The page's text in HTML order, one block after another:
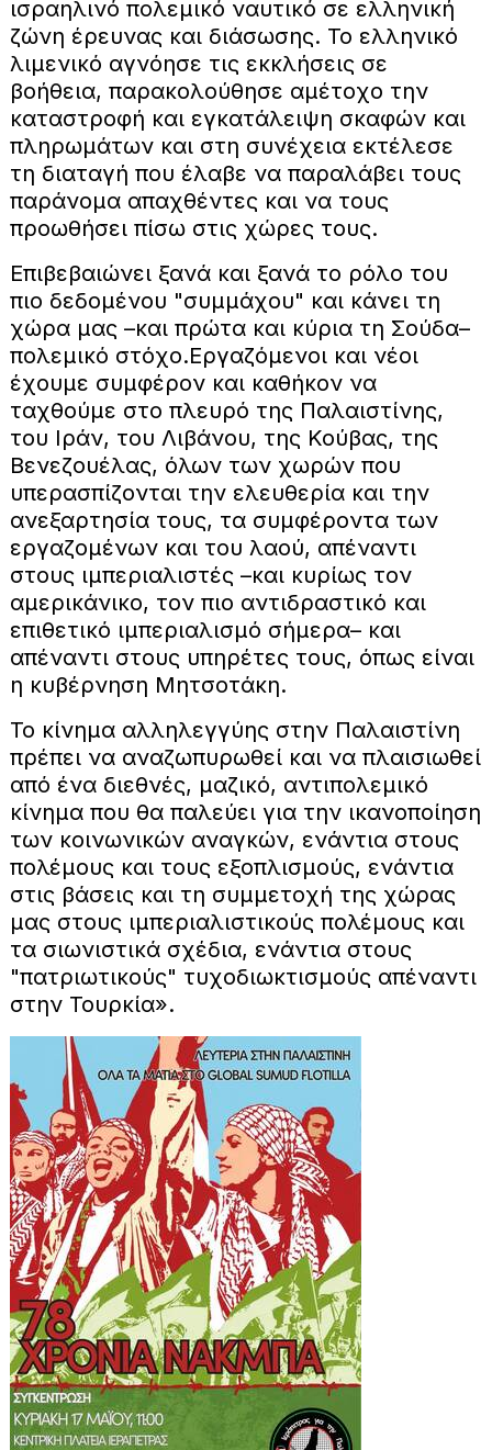
ισραηλινό πολεμικό ναυτικό σε ελληνική
ζώνη έρευνας και διάσωσης. Το ελληνικό
λιμενικό αγνόησε τις εκκλήσεις σε
βοήθεια, παρακολούθησε αμέτοχο την
καταστροφή και εγκατάλειψη σκαφών και
πληρωμάτων και στη συνέχεια εκτέλεσε
τη διαταγή που έλαβε να παραλάβει τους
παράνομα απαχθέντες και να τους
προωθήσει πίσω στις χώρες τους.
Επιβεβαιώνει ξανά και ξανά το ρόλο του
πιο δεδομένου "συμμάχου" και κάνει τη
χώρα μας –και πρώτα και κύρια τη Σούδα–
πολεμικό στόχο.Εργαζόμενοι και νέοι
έχουμε συμφέρον και καθήκον να
ταχθούμε στο πλευρό της Παλαιστίνης,
του Ιράν, του Λιβάνου, της Κούβας, της
Βενεζουέλας, όλων των χωρών που
υπερασπίζονται την ελευθερία και την
ανεξαρτησία τους, τα συμφέροντα των
εργαζομένων και του λαού, απέναντι
στους ιμπεριαλιστές –και κυρίως τον
αμερικάνικο, τον πιο αντιδραστικό και
επιθετικό ιμπεριαλισμό σήμερα– και
απέναντι στους υπηρέτες τους, όπως είναι
η κυβέρνηση Μητσοτάκη.
Το κίνημα αλληλεγγύης στην Παλαιστίνη
πρέπει να αναζωπυρωθεί και να πλαισιωθεί
από ένα διεθνές, μαζικό, αντιπολεμικό
κίνημα που θα παλεύει για την ικανοποίηση
των κοινωνικών αναγκών, ενάντια στους
πολέμους και τους εξοπλισμούς, ενάντια
στις βάσεις και τη συμμετοχή της χώρας
μας στους ιμπεριαλιστικούς πολέμους και
τα σιωνιστικά σχέδια, ενάντια στους
"πατριωτικούς" τυχοδιωκτισμούς απέναντι
στην Τουρκία».